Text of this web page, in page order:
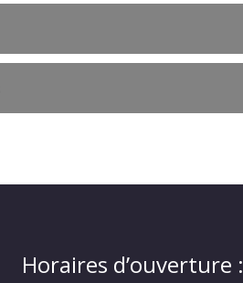
Horaires d’ouverture :